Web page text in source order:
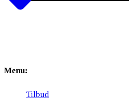
Menu:
Tilbud